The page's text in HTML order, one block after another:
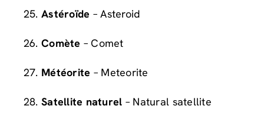
Astéroïde – Asteroid
Comète – Comet
Météorite – Meteorite
Satellite naturel – Natural satellite